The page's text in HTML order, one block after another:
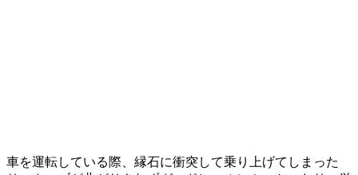
車を運転している際、縁石に衝突して乗り上げてしまった